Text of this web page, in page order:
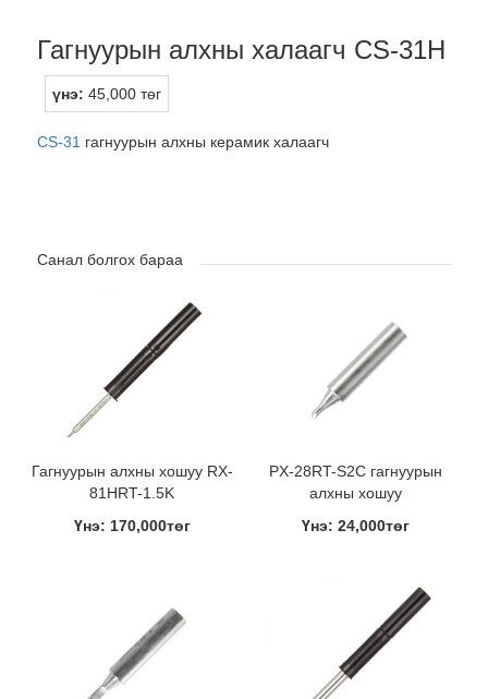
Гагнуурын алхны халаагч CS-31H
үнэ: 45,000 төг
CS-31 гагнуурын алхны керамик халаагч
Санал болгох бараа
Гагнуурын алхны хошуу RX-
81HRT-1.5K
Үнэ: 170,000төг
PX-28RT-S2C гагнуурын
алхны хошуу
Үнэ: 24,000төг